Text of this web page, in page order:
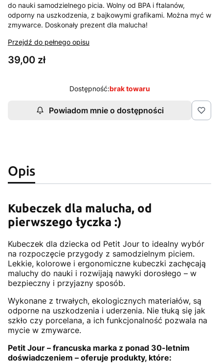
do nauki samodzielnego picia. Wolny od BPA i ftalanów,
odporny na uszkodzenia, z bajkowymi grafikami. Można myć w
zmywarce. Doskonały prezent dla malucha!
Przejdź do pełnego opisu
Cena
39,00 zł
Dostępność:brak towaru
Powiadom mnie o dostępności
Opis
Kubeczek dla malucha, od
pierwszego łyczka :)
Kubeczek dla dziecka od Petit Jour to idealny wybór
na rozpoczęcie przygody z samodzielnym piciem.
Lekkie, kolorowe i ergonomiczne kubeczki zachęcają
maluchy do nauki i rozwijają nawyki dorosłego – w
bezpieczny i przyjazny sposób.
Wykonane z trwałych, ekologicznych materiałów, są
odporne na uszkodzenia i uderzenia. Nie tłuką się jak
szkło czy porcelana, a ich funkcjonalność pozwala na
mycie w zmywarce.
Petit Jour – francuska marka z ponad 30-letnim
doświadczeniem – oferuje produkty, które: